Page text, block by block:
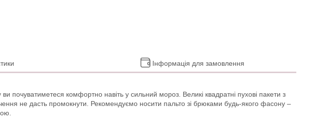
Інформація для замовлення
комфортно навіть у сильний мороз. Великі квадратні пухові пакети з
не дасть промокнути. Рекомендуємо носити пальто зі брюками будь-якого фасону –